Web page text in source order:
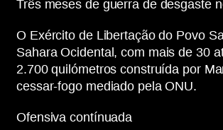
Três meses de guerra de desgaste
O Exército de Libertação do Povo
Sahara Ocidental, com mais de 30
2.700 quilómetros construída por
cessar-fogo mediado pela ONU.
Ofensiva contínuada